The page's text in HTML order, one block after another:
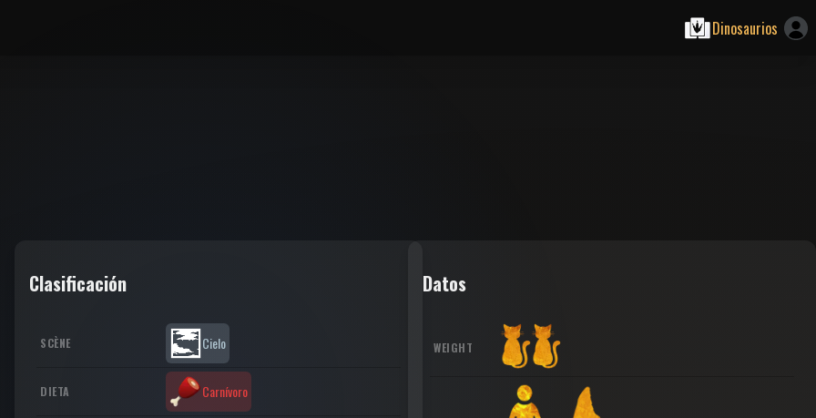
Dinosaurios
Clasificación
SCÈNE Cielo
DIETA Carnívoro
Datos
WEIGHT